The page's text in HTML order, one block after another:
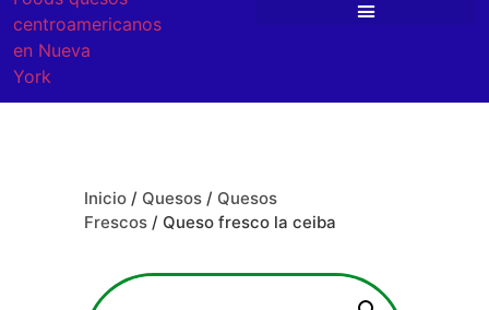
Inicio / Quesos / Quesos
Frescos / Queso fresco la ceiba